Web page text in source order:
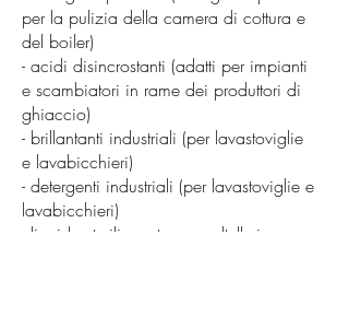
per la pulizia della camera di cottura e
del boiler)
- acidi disincrostanti (adatti per impianti
e scambiatori in rame dei produttori di
ghiaccio)
- brillantanti industriali (per lavastoviglie
e lavabicchieri)
- detergenti industriali (per lavastoviglie e
lavabicchieri)
- liquido sterilizzante per coltelleria